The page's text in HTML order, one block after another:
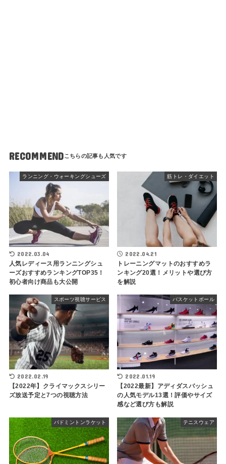
RECOMMEND
ランニング・ウォーキングシューズ
2022.03.04
人気レディース用ランニングシュ
ーズおすすめランキングTOP35！
初心者向け商品も大公開
筋トレ・ダイエット
2022.04.21
トレーニングマットのおすすめラ
ンキング20選！メリットや選び方
を解説
スポーツ視聴サービス
2022.02.19
【2022年】クライマックスシリー
ズ放送予定と7つの視聴方法
バスケットボール
2022.01.19
【2022最新】アディダスバッシュ
の人気モデル13選！評価やサイズ
感など選び方も解説
バドミントンラケット テニスウェア